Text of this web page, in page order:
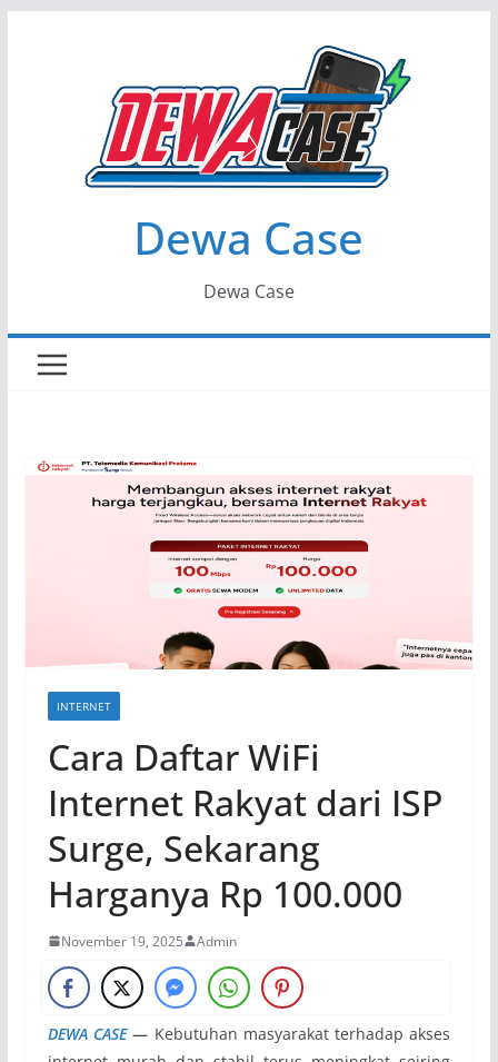
Dewa Case
Dewa Case
INTERNET
Cara Daftar WiFi
Internet Rakyat dari ISP
Surge, Sekarang
Harganya Rp 100.000
November 19, 2025 Admin
DEWA CASE— Kebutuhan masyarakat terhadap akses